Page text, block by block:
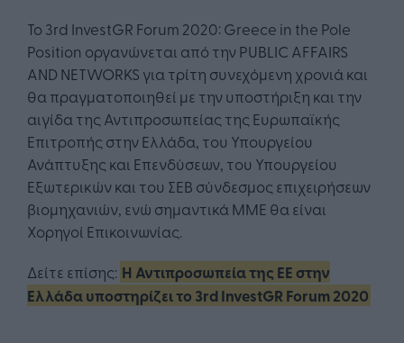
Το 3rd InvestGR Forum 2020: Greece in the Pole
Position οργανώνεται από την PUBLIC AFFAIRS
AND NETWORKS για τρίτη συνεχόμενη χρονιά και
θα πραγματοποιηθεί με την υποστήριξη και την
αιγίδα της Αντιπροσωπείας της Ευρωπαϊκής
Επιτροπής στην Ελλάδα, του Υπουργείου
Ανάπτυξης και Επενδύσεων, του Υπουργείου
Εξωτερικών και του ΣΕΒ σύνδεσμος επιχειρήσεων
βιομηχανιών, ενώ σημαντικά ΜΜΕ θα είναι
Χορηγοί Επικοινωνίας.
Δείτε επίσης: Η Αντιπροσωπεία της ΕΕ στην
Ελλάδα υποστηρίζει το 3rd InvestGR Forum 2020